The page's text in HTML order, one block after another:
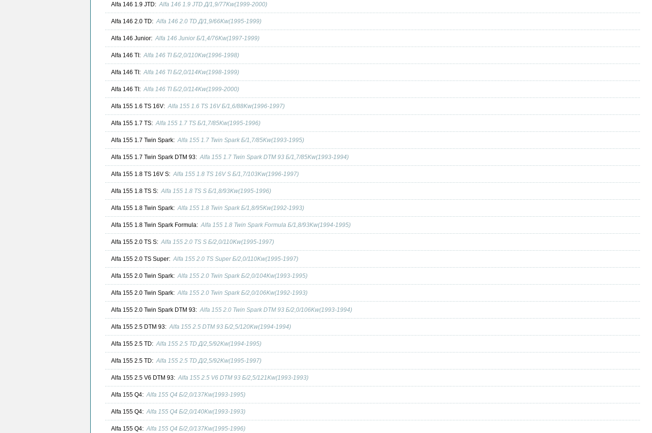
Alfa 146 1.9 JTD:Alfa 146 1.9 JTD Д/1,9/77Kw(1999-2000)
Alfa 146 2.0 TD:Alfa 146 2.0 TD Д/1,9/66Kw(1995-1999)
Alfa 146 Junior:Alfa 146 Junior Б/1,4/76Kw(1997-1999)
Alfa 146 TI:Alfa 146 TI Б/2,0/110Kw(1996-1998)
Alfa 146 TI:Alfa 146 TI Б/2,0/114Kw(1998-1999)
Alfa 146 TI:Alfa 146 TI Б/2,0/114Kw(1999-2000)
Alfa 155 1.6 TS 16V:Alfa 155 1.6 TS 16V Б/1,6/88Kw(1996-1997)
Alfa 155 1.7 TS:Alfa 155 1.7 TS Б/1,7/85Kw(1995-1996)
Alfa 155 1.7 Twin Spark:Alfa 155 1.7 Twin Spark Б/1,7/85Kw(1993-1995)
Alfa 155 1.7 Twin Spark DTM 93:Alfa 155 1.7 Twin Spark DTM 93 Б/1,7/85Kw(1993-1994)
Alfa 155 1.8 TS 16V S:Alfa 155 1.8 TS 16V S Б/1,7/103Kw(1996-1997)
Alfa 155 1.8 TS S:Alfa 155 1.8 TS S Б/1,8/93Kw(1995-1996)
Alfa 155 1.8 Twin Spark:Alfa 155 1.8 Twin Spark Б/1,8/95Kw(1992-1993)
Alfa 155 1.8 Twin Spark Formula:Alfa 155 1.8 Twin Spark Formula Б/1,8/93Kw(1994-1995)
Alfa 155 2.0 TS S:Alfa 155 2.0 TS S Б/2,0/110Kw(1995-1997)
Alfa 155 2.0 TS Super:Alfa 155 2.0 TS Super Б/2,0/110Kw(1995-1997)
Alfa 155 2.0 Twin Spark:Alfa 155 2.0 Twin Spark Б/2,0/104Kw(1993-1995)
Alfa 155 2.0 Twin Spark:Alfa 155 2.0 Twin Spark Б/2,0/106Kw(1992-1993)
Alfa 155 2.0 Twin Spark DTM 93:Alfa 155 2.0 Twin Spark DTM 93 Б/2,0/106Kw(1993-1994)
Alfa 155 2.5 DTM 93:Alfa 155 2.5 DTM 93 Б/2,5/120Kw(1994-1994)
Alfa 155 2.5 TD:Alfa 155 2.5 TD Д/2,5/92Kw(1994-1995)
Alfa 155 2.5 TD:Alfa 155 2.5 TD Д/2,5/92Kw(1995-1997)
Alfa 155 2.5 V6 DTM 93:Alfa 155 2.5 V6 DTM 93 Б/2,5/121Kw(1993-1993)
Alfa 155 Q4:Alfa 155 Q4 Б/2,0/137Kw(1993-1995)
Alfa 155 Q4:Alfa 155 Q4 Б/2,0/140Kw(1993-1993)
Alfa 155 Q4:Alfa 155 Q4 Б/2,0/137Kw(1995-1996)